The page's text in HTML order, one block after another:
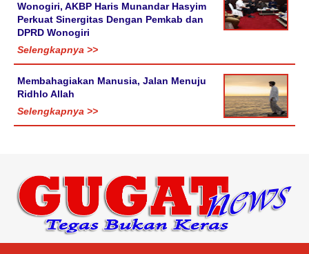
Wonogiri, AKBP Haris Munandar Hasyim
Perkuat Sinergitas Dengan Pemkab dan
DPRD Wonogiri
Selengkapnya >>
Membahagiakan Manusia, Jalan Menuju
Ridhlo Allah
Selengkapnya >>